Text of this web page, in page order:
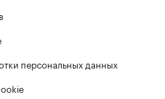
персональных данных